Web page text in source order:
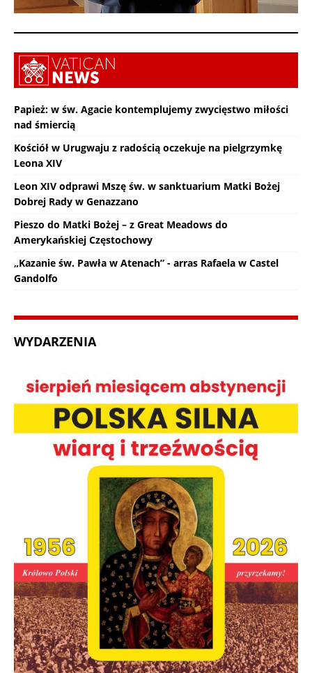
Papież: w św. Agacie kontemplujemy zwycięstwo miłości
nad śmiercią
Kościół w Urugwaju z radością oczekuje na pielgrzymkę
Leona XIV
Leon XIV odprawi Mszę św. w sanktuarium Matki Bożej
Dobrej Rady w Genazzano
Pieszo do Matki Bożej – z Great Meadows do
Amerykańskiej Częstochowy
„Kazanie św. Pawła w Atenach” - arras Rafaela w Castel
Gandolfo
WYDARZENIA